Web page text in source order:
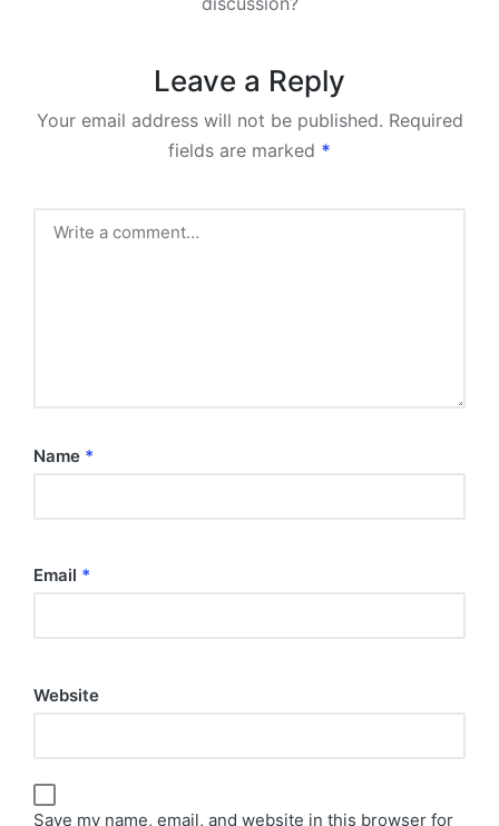
Leave a Reply
Your email address will not be published. Required
fields are marked *
Name *
Email *
Website
Save my name, email, and website in this browser for